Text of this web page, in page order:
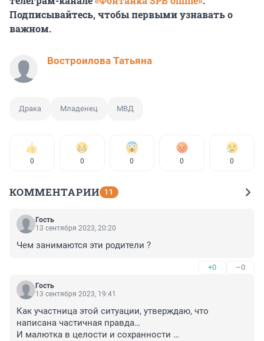
Подписывайтесь, чтобы первыми узнавать о
важном.
Востроилова Татьяна
Драка Младенец МВД
0 0 0 0 0
КОММЕНТАРИИ 11
Гость
13 сентября 2023, 20:20
Чем занимаются эти родители ?
+0 –0
Гость
13 сентября 2023, 19:41
Как участница этой ситуации, утверждаю, что
написана частичная правда…
И малютка в целости и сохранности